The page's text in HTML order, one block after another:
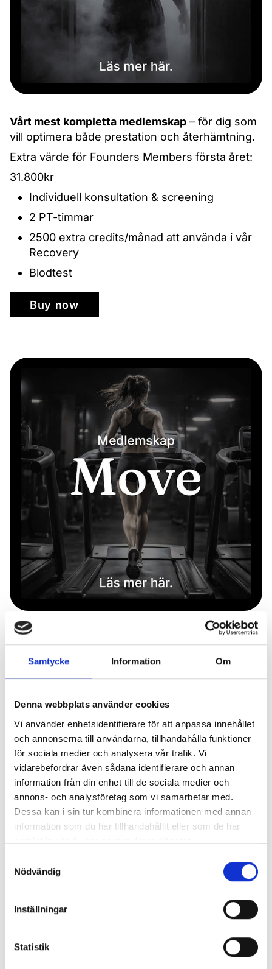
Samtycke Information Om
Denna webbplats använder cookies
Vi använder enhetsidentifierare för att anpassa innehållet
och annonserna till användarna, tillhandahålla funktioner
för sociala medier och analysera vår trafik. Vi
vidarebefordrar även sådana identifierare och annan
information från din enhet till de sociala medier och
annons- och analysföretag som vi samarbetar med.
Dessa kan i sin tur kombinera informationen med annan
information som du har tillhandahållit eller som de har
samlat in när du har använt deras tjänster.
Nödvändig
Inställningar
Statistik
Vårt mest kompletta medlemskap – för dig som
vill optimera både prestation och återhämtning.
Extra värde för Founders Members första året:
31.800kr
Individuell konsultation & screening
2 PT-timmar
2500 extra credits/månad att använda i vår
Recovery
Blodtest
Buy now
Träning xxx bekvämligheter
Extra värde för Founders Members första året:
22 900 kr
Individuell konsultation & screening
2 PT-timmar
1500 credits/månad att använda i vår
recovery
Buy now